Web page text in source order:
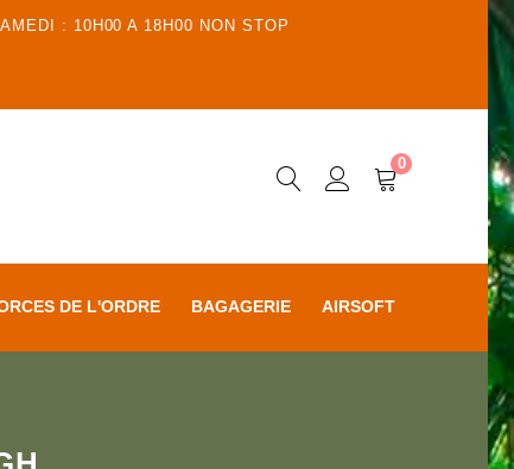
: 10H00 A 18H00 NON STOP
0
DE L'ORDRE BAGAGERIE AIRSOFT